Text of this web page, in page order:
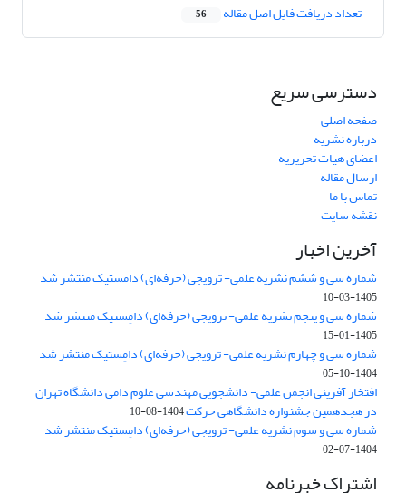
تعداد دریافت فایل اصل مقاله 56
دسترسی سریع
صفحه اصلی
درباره نشریه
اعضای هیات تحریریه
ارسال مقاله
تماس با ما
نقشه سایت
آخرین اخبار
شماره سی و ششم نشریه علمی- ترویجی (حرفه‌ای) دامِستیک منتشر شد
1405-03-10
شماره سی و پنجم نشریه علمی- ترویجی (حرفه‌ای) دامِستیک منتشر شد
1405-01-15
شماره سی و چهارم نشریه علمی- ترویجی (حرفه‌ای) دامِستیک منتشر شد
1404-10-05
افتخار آفرینی انجمن علمی- دانشجویی مهندسی علوم دامی دانشگاه تهران
در هجدهمین جشنواره دانشگاهی حرکت1404-08-10
شماره سی و سوم نشریه علمی- ترویجی (حرفه‌ای) دامِستیک منتشر شد
1404-07-02
اشتراک خبرنامه